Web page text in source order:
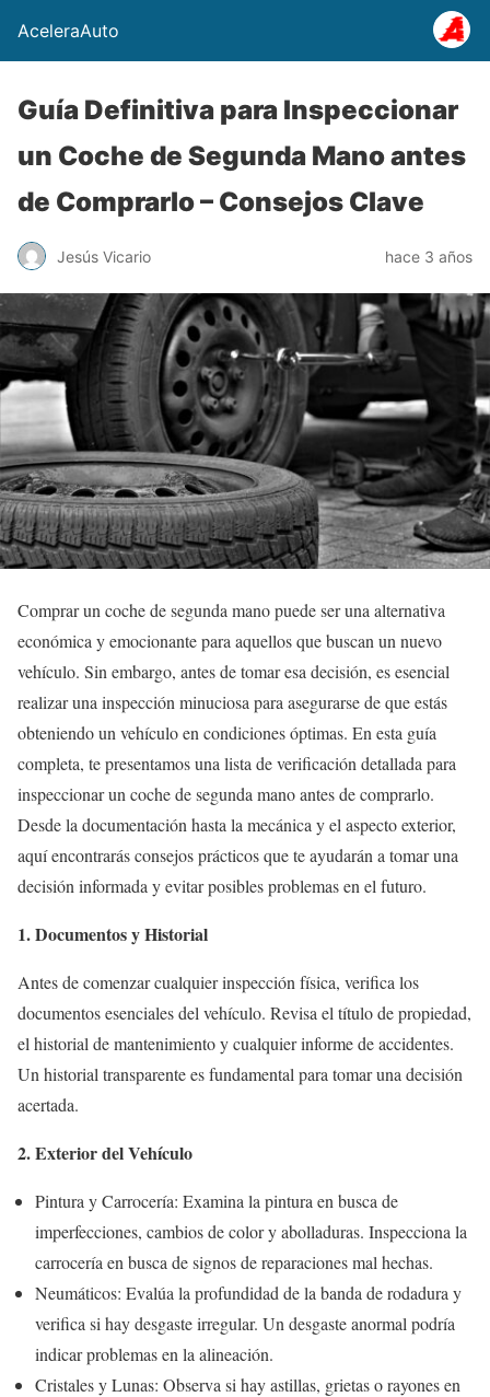
AceleraAuto
Guía Definitiva para Inspeccionar
un Coche de Segunda Mano antes
de Comprarlo – Consejos Clave
Jesús Vicario hace 3 años
Comprar un coche de segunda mano puede ser una alternativa
económica y emocionante para aquellos que buscan un nuevo
vehículo. Sin embargo, antes de tomar esa decisión, es esencial
realizar una inspección minuciosa para asegurarse de que estás
obteniendo un vehículo en condiciones óptimas. En esta guía
completa, te presentamos una lista de verificación detallada para
inspeccionar un coche de segunda mano antes de comprarlo.
Desde la documentación hasta la mecánica y el aspecto exterior,
aquí encontrarás consejos prácticos que te ayudarán a tomar una
decisión informada y evitar posibles problemas en el futuro.
1. Documentos y Historial
Antes de comenzar cualquier inspección física, verifica los
documentos esenciales del vehículo. Revisa el título de propiedad,
el historial de mantenimiento y cualquier informe de accidentes.
Un historial transparente es fundamental para tomar una decisión
acertada.
2. Exterior del Vehículo
Pintura y Carrocería: Examina la pintura en busca de
imperfecciones, cambios de color y abolladuras. Inspecciona la
carrocería en busca de signos de reparaciones mal hechas.
Neumáticos: Evalúa la profundidad de la banda de rodadura y
verifica si hay desgaste irregular. Un desgaste anormal podría
indicar problemas en la alineación.
Cristales y Lunas: Observa si hay astillas, grietas o rayones en